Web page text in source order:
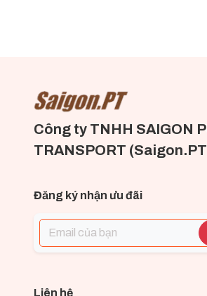
Công ty TNHH SAIGON
TRANSPORT
Đăng ký nhận ưu đãi
Liên hệ